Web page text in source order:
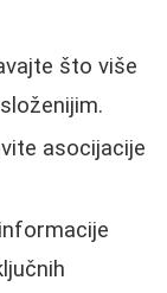
što više
asocijacije